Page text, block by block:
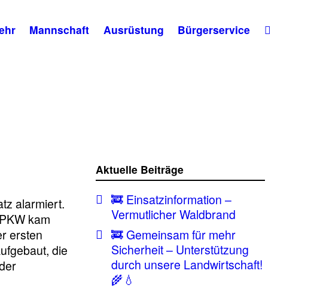
Mannschaft Ausrüstung Bürgerservice
alarmiert.
kam
ersten
die
Aktuelle Beiträge
🚒 Einsatzinformation –
Vermutlicher Waldbrand
🚒 Gemeinsam für mehr
Sicherheit – Unterstützung
durch unsere Landwirtschaft!
🌾💧